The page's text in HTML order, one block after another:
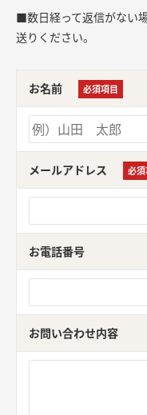
■数日経って返信がない
送りください。
お名前 必須項目
メールアドレス 必
お電話番号
お問い合わせ内容